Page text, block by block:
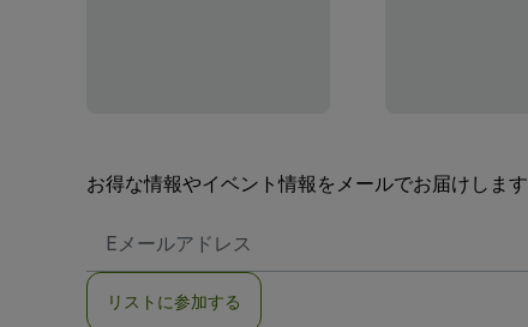
お得な情報やイベント情報をメールでお届けします
メ
ア
リストに参加する